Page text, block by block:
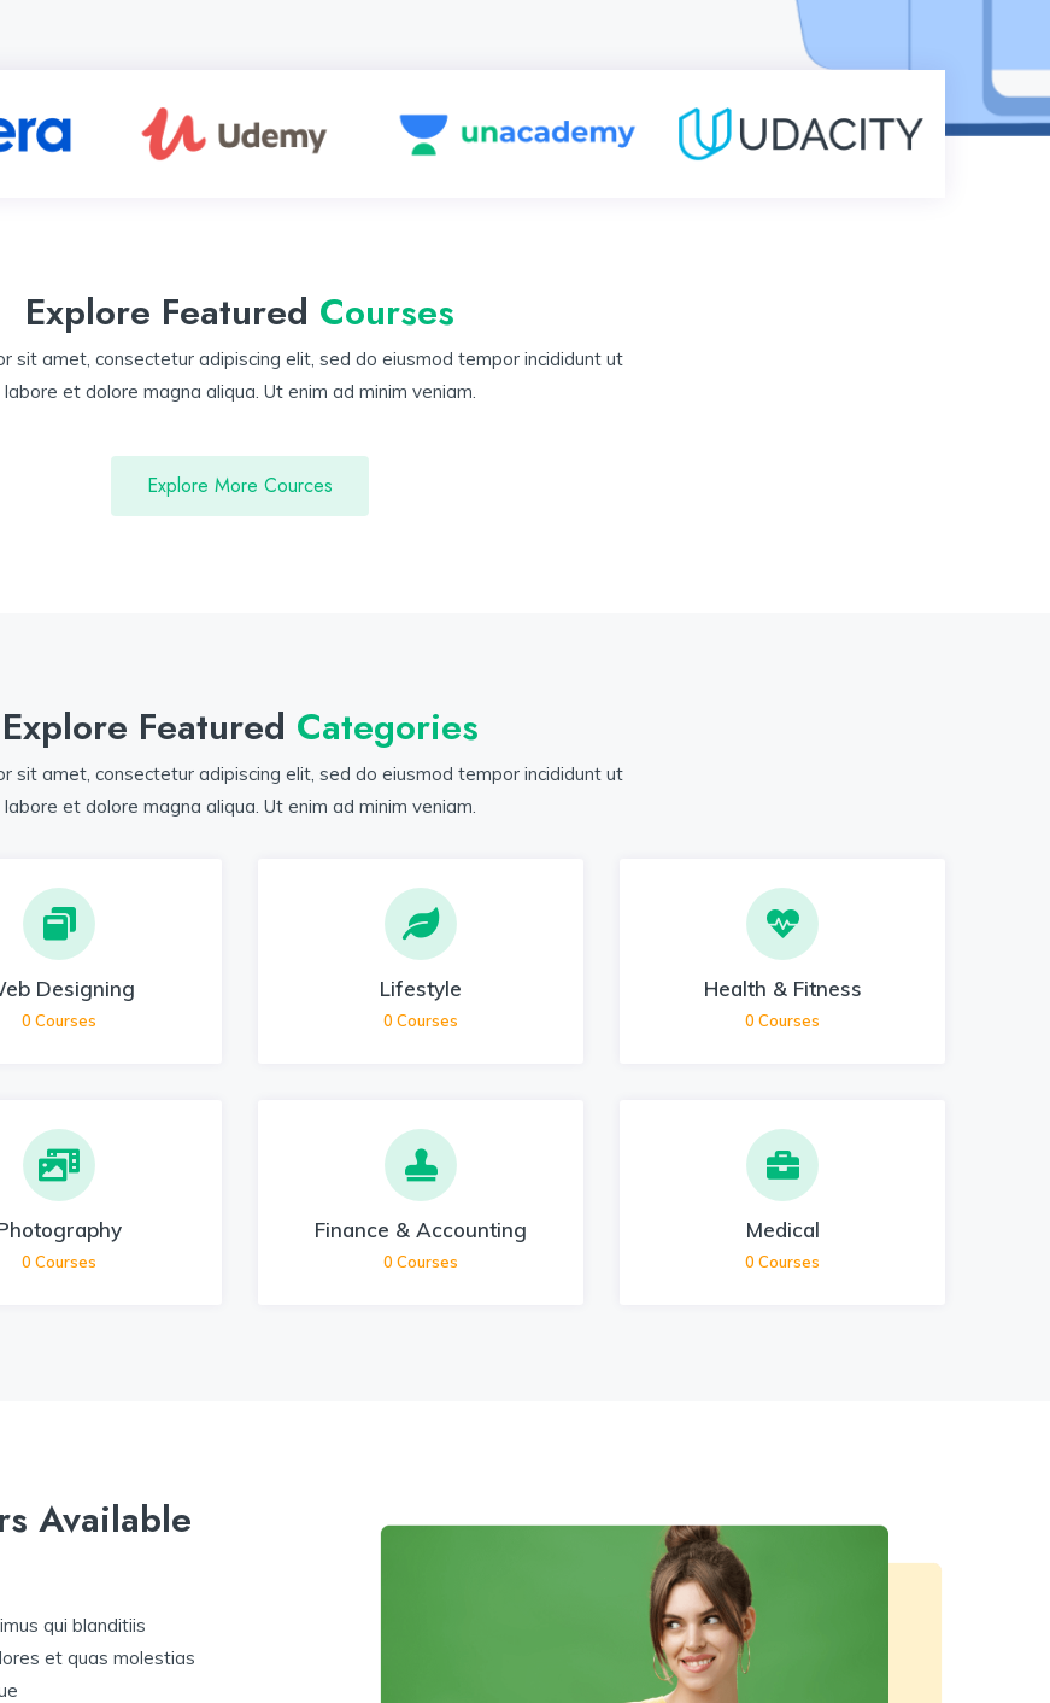
Explore Featured Courses
sit amet, consectetur adipiscing elit, sed do eiusmod tempor incididunt ut
labore et dolore magna aliqua. Ut enim ad minim veniam.
Explore More Cources
Explore Featured Categories
sit amet, consectetur adipiscing elit, sed do eiusmod tempor incididunt ut
labore et dolore magna aliqua. Ut enim ad minim veniam.
Designing
0 Courses
Lifestyle
0 Courses
Health & Fitness
0 Courses
0 Courses
Finance & Accounting
0 Courses
Medical
0 Courses
Available
qui blanditiis
et quas molestias